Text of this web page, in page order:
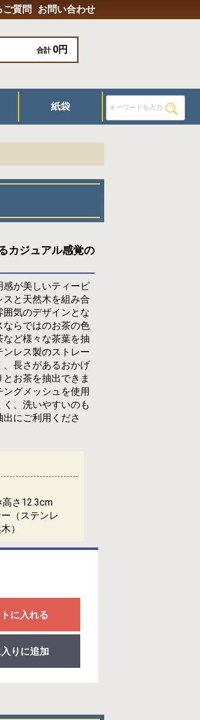
ご質問 お問い合わせ
合計 0円
紙袋
カジュアル感覚の
が美しいティーピ
と天然木を組み合
気のデザインとな
らではのお茶の色
ど様々な茶葉を抽
レス製のストレー
長さがあるおかげ
お茶を抽出できま
グメッシュを使用
、洗いやすいのも
にご利用くださ
さ12.3cm
（ステンレ
）
に入れる
りに追加